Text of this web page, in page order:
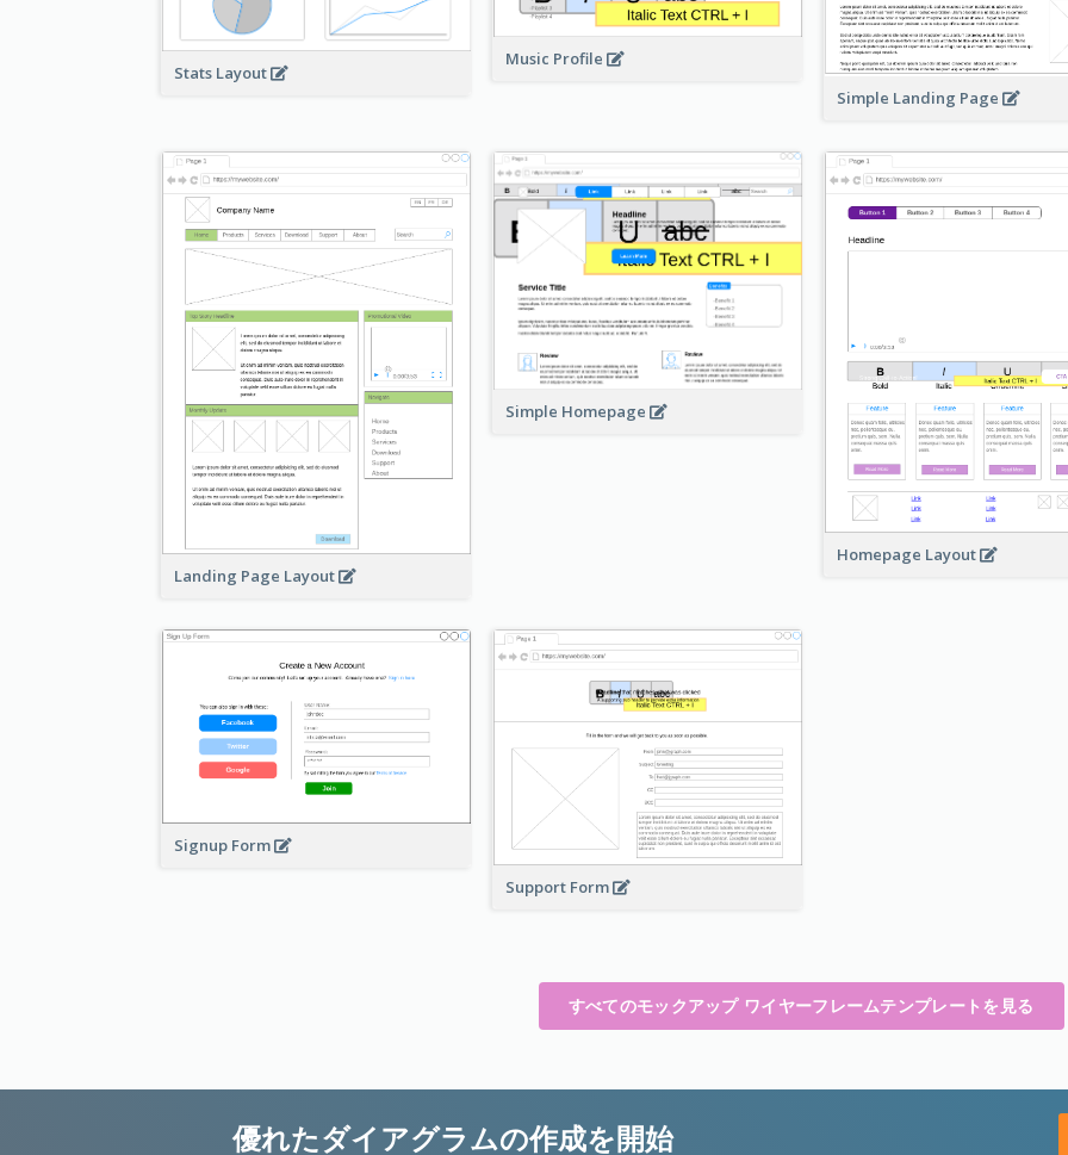
Stats Layout
Music Profile
Simple Landing Page
Landing Page Layout
Simple Homepage
Homepage Layout
Signup Form
Support Form
すべてのモックアップ ワイヤーフレームテンプレートを見る
優れたダイアグラムの作成を開始